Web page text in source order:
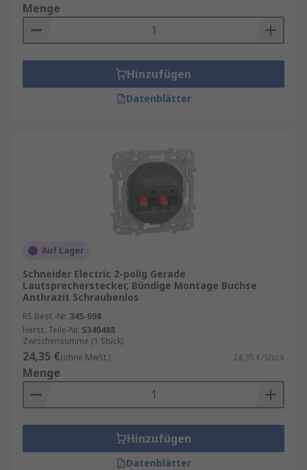
Menge
Hinzufügen
Datenblätter
Auf Lager
Schneider Electric 2-polig Gerade
Lautsprecherstecker, Bündige Montage Buchse
Anthrazit Schraubenlos
RS Best.-Nr. 345-098
Herst. Teile-Nr. S340488
Zwischensumme (1 Stück)
24,35 €(ohne MwSt.) 24,35 €/Stück
Menge
Hinzufügen
Datenblätter